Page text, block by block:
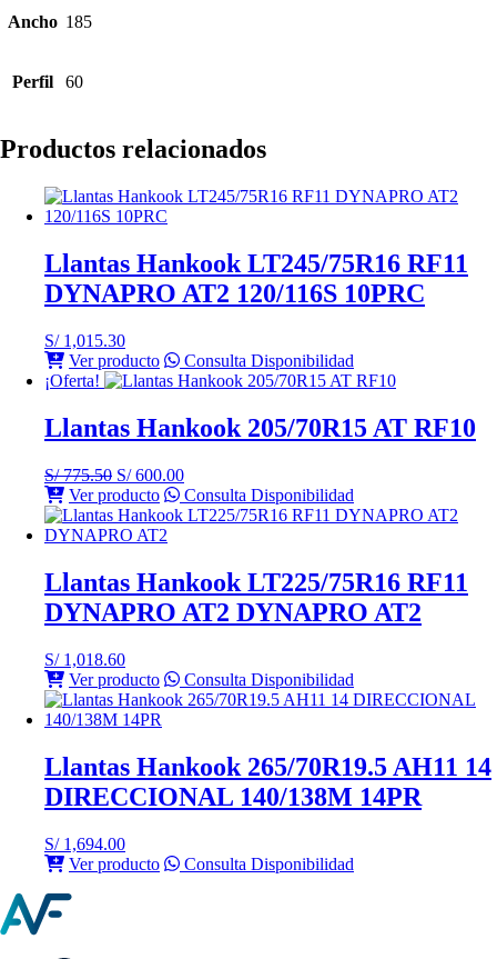
Ancho 185
Perfil 60
Productos relacionados
Llantas Hankook LT245/75R16 RF11
DYNAPRO AT2 120/116S 10PRC
S/1,015.30
Ver producto
Consulta Disponibilidad
¡Oferta!
Llantas Hankook 205/70R15 AT RF10
S/775.50 El
precio
original
era:
S/600.00El
precio
actual
Ver producto Consulta Disponibilidad
Llantas Hankook LT225/75R16 RF11
DYNAPRO AT2 DYNAPRO AT2
S/1,018.60
Ver producto
Consulta Disponibilidad
Llantas Hankook 265/70R19.5 AH11 14
DIRECCIONAL 140/138M 14PR
S/1,694.00
Ver producto
Consulta Disponibilidad